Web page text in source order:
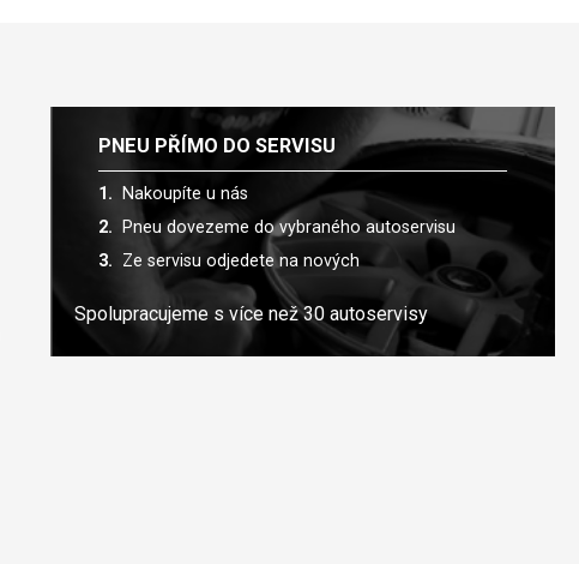
PNEU PŘÍMO DO SERVISU
Nakoupíte u nás
Pneu dovezeme do vybraného autoservisu
Ze servisu odjedete na nových
Spolupracujeme s více než 30 autoservisy